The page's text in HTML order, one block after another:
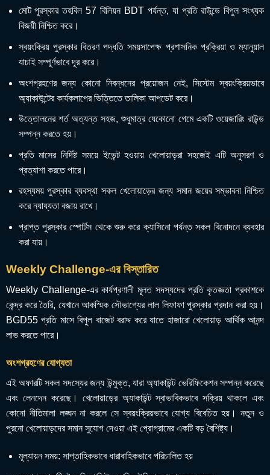
মোট পুরস্কার তহবিল 57 বিলিয়ন BDT পর্যন্ত, যা প্রতি রাউন্ডে বিপুল সংখ্যক
বিজয়ী নিশ্চিত করে।
স্বয়ংক্রিয় পুরস্কার বিতরণ পদ্ধতি সময়সাপেক্ষ প্রশাসনিক প্রক্রিয়া ও ম্যানুয়াল
যাচাই সম্পূর্ণভাবে দূর করে।
অংশগ্রহণের জন্য কোনো নিবন্ধনের প্রয়োজন নেই, সিস্টেম স্বয়ংক্রিয়ভাবে
অ্যাকাউন্টের কার্যকলাপের ভিত্তিতে তালিকা আপডেট করে।
উত্তোলনের শর্ত অত্যন্ত সহজ, শুধুমাত্র যেকোনো গেমে একটি ওয়েজারিং রাউন্ড
সম্পন্ন করতে হয়।
প্রতি মাসের নির্দিষ্ট সময়ে ইভেন্ট হওয়ায় খেলোয়াড়রা সহজেই এটি অনুসরণ ও
প্রত্যাশা করতে পারে।
রহস্যময় পুরস্কার ব্যবস্থা সকল খেলোয়াড়ের জন্য সমান জয়ের সম্ভাবনা নিশ্চিত
করে ন্যায্যতা বজায় রাখে।
প্রাপ্ত পুরস্কার স্পোর্টস থেকে শুরু করে ক্যাসিনো পর্যন্ত সকল বিনোদনে ব্যবহার
করা যায়।
Weekly Challenge-এর বিস্তারিত
Weekly Challenge-এর কার্যপ্রণালী মূলত সদস্যদের প্রতি কৃতজ্ঞতা প্রকাশকে
কেন্দ্র করে তৈরি, যেখানে আকস্মিক সৌভাগ্যের লাল লিফাফা পুরস্কার প্রদান করা হয়।
BGD55 প্রতি মাসে বিপুল বাজেট বরাদ্দ করে যাতে হাজারো খেলোয়াড় আর্থিক আনন্দ
লাভ করতে পারে।
অংশগ্রহণের যোগ্যতা
এই অফারটি সকল সদস্যের জন্য উন্মুক্ত, যারা অ্যাকাউন্ট ভেরিফিকেশন সম্পন্ন করেছে
এবং লেনদেন করেছে। খেলোয়াড়ের অ্যাকাউন্ট স্বাভাবিকভাবে সক্রিয় থাকলে এবং
কোনো নীতিমালা লঙ্ঘন না করলে সে স্বয়ংক্রিয়ভাবে যোগ্য বিবেচিত হয়। নতুন ও
পুরনো খেলোয়াড়দের সমান সুযোগ দেওয়া এই প্রোগ্রামের একটি বড় বৈশিষ্ট্য।
মূল্যায়ন সময়: সাপ্তাহিকভাবে ধারাবাহিকভাবে পরিচালিত হয়